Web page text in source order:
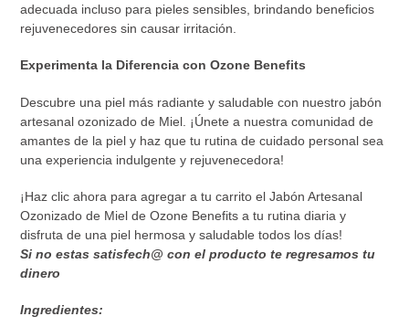
adecuada incluso para pieles sensibles, brindando beneficios
rejuvenecedores sin causar irritación.
Experimenta la Diferencia con Ozone Benefits
Descubre una piel más radiante y saludable con nuestro jabón
artesanal ozonizado de Miel. ¡Únete a nuestra comunidad de
amantes de la piel y haz que tu rutina de cuidado personal sea
una experiencia indulgente y rejuvenecedora!
¡Haz clic ahora para agregar a tu carrito el Jabón Artesanal
Ozonizado de Miel de Ozone Benefits a tu rutina diaria y
disfruta de una piel hermosa y saludable todos los días!
Si no estas satisfech@ con el producto te regresamos tu
dinero
Ingredientes: